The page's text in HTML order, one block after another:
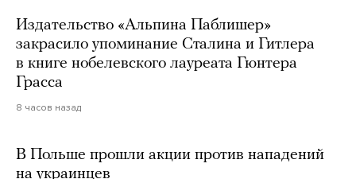
Издательство «Альпина Паблишер»
закрасило упоминание Сталина и Гитлера
в книге нобелевского лауреата Гюнтера
Грасса
8 часов назад
В Польше прошли акции против нападений
на украинцев